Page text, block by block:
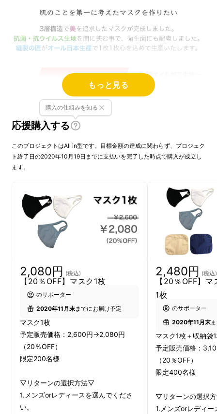
1層目
2層目
もっと見る
応援購入する
購入の仕組みを知る
このプロジェクトはAll in型です。目標金額の達成に関わらず、プロジェク
ト終了日の2020年10月19日までに支払いを完了した時点で購入が成立し
ます。
2,080円 (税込)
【20％OFF】マスク1枚
のサポーター
2020年11月末までにお届け予定
マスク1枚
予定販売価格：2,600円→2,080円
（20％OFF）
限定200名様
▽リターンの選択方法▽
1.メンズorレディースを選んでくださ
い。
2,480円 (税込)
【20％OFF】
1枚
のサポーター
2020年11月末
マスク1枚＋収納袋
予定販売価格：
（20％OFF）
限定400名様
▽リターンの選択
1.メンズorレディー